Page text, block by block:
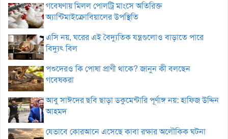
গবেষণায় মিলল পোলট্রি মাংসে অতিরিক্ত
অ্যান্টিমাইক্রোবিয়ালের উপস্থিতি
এসি নয়, ঘরের এই বৈদ্যুতিক যন্ত্রগুলোও বাড়াতে পারে
বিদ্যুৎ বিল
পশুদেরও কি পোষা প্রাণী থাকে? জানুন কী বলছেন
গবেষকরা
আবু সাঈদের ছবি ছাড়া ডকুমেন্টারি পূর্ণাঙ্গ নয়: হাফিজ উদ্দিন
আহমদ
যেভাবে কোরআনে এসেছে কাবা রক্ষার অলৌকিক ঘটনা